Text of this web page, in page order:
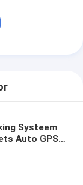
Systeem
Auto GPS